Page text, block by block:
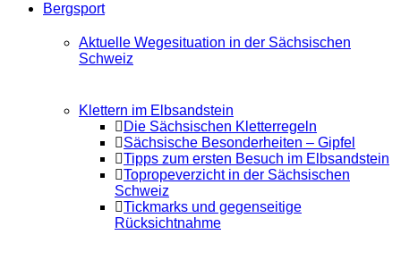
Bergsport
Aktuelle Wegesituation in der Sächsischen
Schweiz
Klettern im Elbsandstein
Die Sächsischen Kletterregeln
Sächsische Besonderheiten – Gipfel
Tipps zum ersten Besuch im Elbsandstein
Topropeverzicht in der Sächsischen
Schweiz
Tickmarks und gegenseitige
Rücksichtnahme